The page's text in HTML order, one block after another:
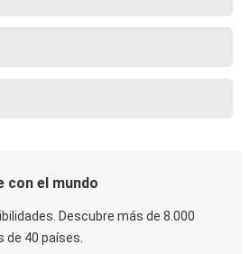
con el mundo
Descubre más de 8.000
40 países.